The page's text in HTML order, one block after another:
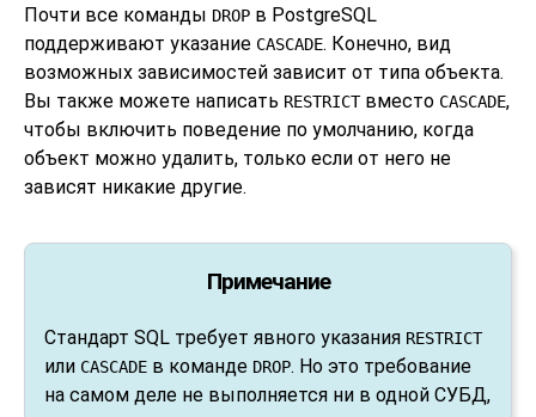
Почти все команды DROP в PostgreSQL
поддерживают указание CASCADE. Конечно, вид
возможных зависимостей зависит от типа объекта.
Вы также можете написать RESTRICTвместо CASCADE,
чтобы включить поведение по умолчанию, когда
объект можно удалить, только если от него не
зависят никакие другие.
Примечание
Стандарт SQL требует явного указания RESTRICT
или CASCADE в команде DROP. Но это требование
на самом деле не выполняется ни в одной СУБД,